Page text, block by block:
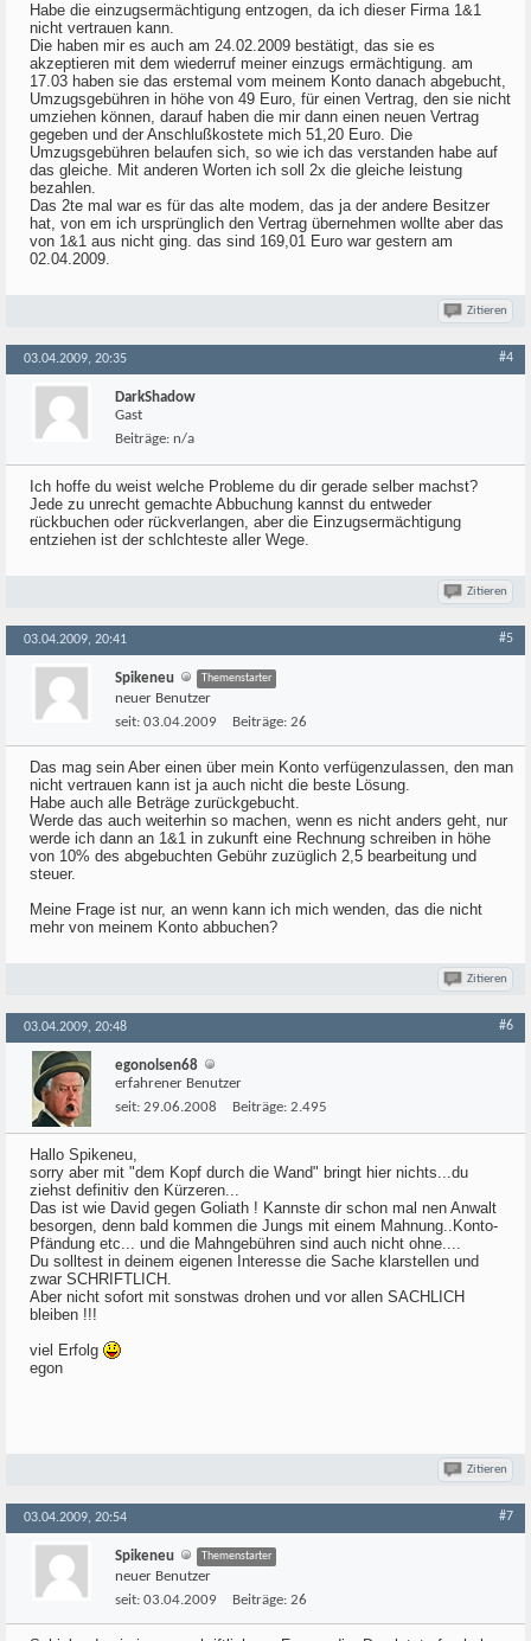
Habe die einzugsermächtigung entzogen, da ich dieser Firma 1&1
nicht vertrauen kann.
Die haben mir es auch am 24.02.2009 bestätigt, das sie es
akzeptieren mit dem wiederruf meiner einzugs ermächtigung. am
17.03 haben sie das erstemal vom meinem Konto danach abgebucht,
Umzugsgebühren in höhe von 49 Euro, für einen Vertrag, den sie nicht
umziehen können, darauf haben die mir dann einen neuen Vertrag
gegeben und der Anschlußkostete mich 51,20 Euro. Die
Umzugsgebühren belaufen sich, so wie ich das verstanden habe auf
das gleiche. Mit anderen Worten ich soll 2x die gleiche leistung
bezahlen.
Das 2te mal war es für das alte modem, das ja der andere Besitzer
hat, von em ich ursprünglich den Vertrag übernehmen wollte aber das
von 1&1 aus nicht ging. das sind 169,01 Euro war gestern am
02.04.2009.
Zitieren
03.04.2009, 20:35 #4
DarkShadow
Gast
Beiträge: n/a
Ich hoffe du weist welche Probleme du dir gerade selber machst?
Jede zu unrecht gemachte Abbuchung kannst du entweder
rückbuchen oder rückverlangen, aber die Einzugsermächtigung
entziehen ist der schlchteste aller Wege.
Zitieren
03.04.2009, 20:41 #5
Spikeneu Themenstarter
neuer Benutzer
seit: 03.04.2009 Beiträge: 26
Das mag sein Aber einen über mein Konto verfügenzulassen, den man
nicht vertrauen kann ist ja auch nicht die beste Lösung.
Habe auch alle Beträge zurückgebucht.
Werde das auch weiterhin so machen, wenn es nicht anders geht, nur
werde ich dann an 1&1 in zukunft eine Rechnung schreiben in höhe
von 10% des abgebuchten Gebühr zuzüglich 2,5 bearbeitung und
steuer.
Meine Frage ist nur, an wenn kann ich mich wenden, das die nicht
mehr von meinem Konto abbuchen?
Zitieren
03.04.2009, 20:48 #6
egonolsen68
erfahrener Benutzer
seit: 29.06.2008 Beiträge: 2.495
Hallo Spikeneu,
sorry aber mit "dem Kopf durch die Wand" bringt hier nichts...du
ziehst definitiv den Kürzeren...
Das ist wie David gegen Goliath ! Kannste dir schon mal nen Anwalt
besorgen, denn bald kommen die Jungs mit einem Mahnung..Konto-
Pfändung etc... und die Mahngebühren sind auch nicht ohne....
Du solltest in deinem eigenen Interesse die Sache klarstellen und
zwar SCHRIFTLICH.
Aber nicht sofort mit sonstwas drohen und vor allen SACHLICH
bleiben !!!
viel Erfolg
egon
Zitieren
03.04.2009, 20:54 #7
Spikeneu Themenstarter
neuer Benutzer
seit: 03.04.2009 Beiträge: 26